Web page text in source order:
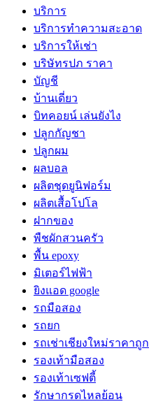
บริการ
บริการทำความสะอาด
บริการให้เช่า
บริษัทรปภ ราคา
บัญชี
บ้านเดี่ยว
บิทคอยน์ เล่นยังไง
ปลูกกัญชา
ปลูกผม
ผลบอล
ผลิตชุดยูนิฟอร์ม
ผลิตเสื้อโปโล
ฝากของ
พืชผักสวนครัว
พื้น epoxy
มิเตอร์ไฟฟ้า
ยิงแอด google
รถมือสอง
รถยก
รถเช่าเชียงใหม่ราคาถูก
รองเท้ามือสอง
รองเท้าเซฟตี้
รักษากรดไหลย้อน